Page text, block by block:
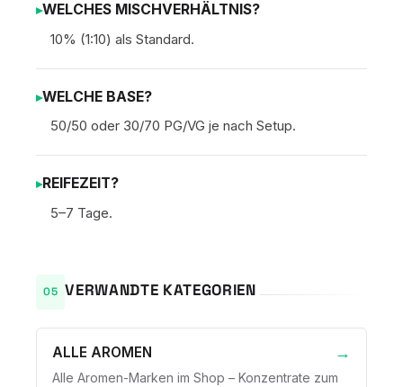
WELCHES MISCHVERHÄLTNIS?
10% (1:10) als Standard.
WELCHE BASE?
50/50 oder 30/70 PG/VG je nach Setup.
REIFEZEIT?
5–7 Tage.
VERWANDTE KATEGORIEN
ALLE AROMEN
Alle Aromen-Marken im Shop – Konzentrate zum